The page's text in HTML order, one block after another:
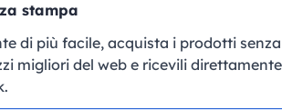
stampa
di più facile, acquista i prodotti
migliori del web e ricevili